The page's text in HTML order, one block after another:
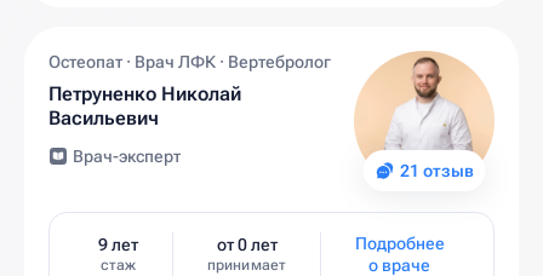
21 отзыв
Остеопат · Врач ЛФК · Вертебролог
Петруненко Николай
Васильевич
Врач-эксперт
9 лет
стаж
от 0 лет
принимает
Подробнее
о враче